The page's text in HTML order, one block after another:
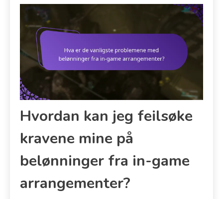
Hvordan kan jeg feilsøke
kravene mine på
belønninger fra in-game
arrangementer?